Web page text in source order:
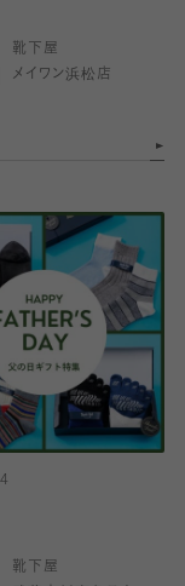
靴下屋
メイワン浜松店
靴下屋